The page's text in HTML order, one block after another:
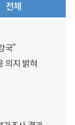
전체
국”
의지 밝혀